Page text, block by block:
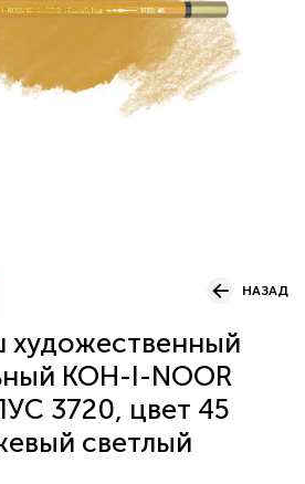
НАЗАД
художественный
KOH-I-NOOR
3720, цвет 45
светлый